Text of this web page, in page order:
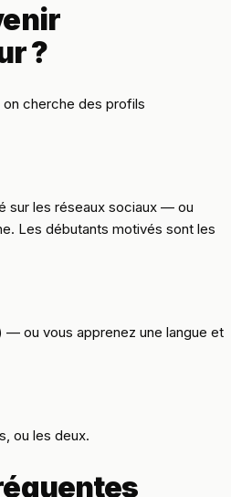
?
on cherche des profils
sur les réseaux sociaux — ou
Les débutants motivés sont les
— ou vous apprenez une langue et
ou les deux.